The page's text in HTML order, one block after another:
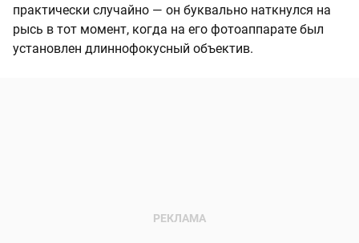
практически случайно — он буквально наткнулся на
рысь в тот момент, когда на его фотоаппарате был
установлен длиннофокусный объектив.